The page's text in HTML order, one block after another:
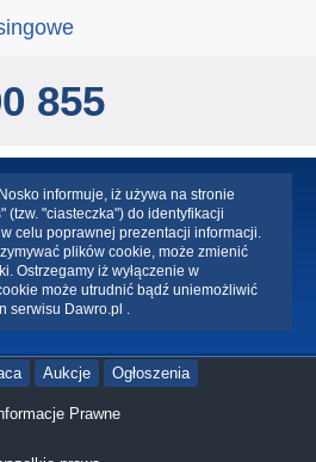
855
informuje, iż używa na stronie
(tzw. "ciasteczka") do identyfikacji
celu poprawnej prezentacji informacji.
plików cookie, może zmienić
Ostrzegamy iż wyłączenie w
może utrudnić bądź uniemożliwić
serwisu Dawro.pl .
Aukcje Ogłoszenia
Prawne